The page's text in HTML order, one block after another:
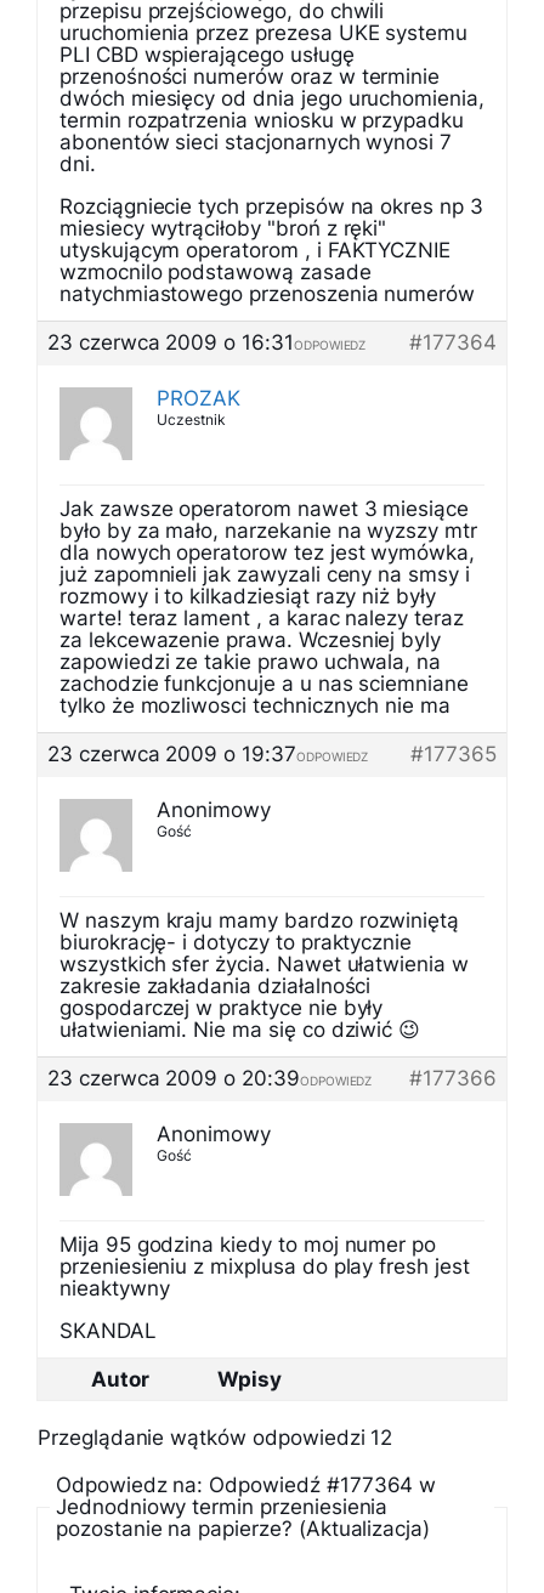
przepisu przejściowego, do chwili
uruchomienia przez prezesa UKE systemu
PLI CBD wspierającego usługę
przenośności numerów oraz w terminie
dwóch miesięcy od dnia jego uruchomienia,
termin rozpatrzenia wniosku w przypadku
abonentów sieci stacjonarnych wynosi 7
dni.
Rozciągniecie tych przepisów na okres np 3
miesiecy wytrąciłoby "broń z ręki"
utyskującym operatorom , i FAKTYCZNIE
wzmocnilo podstawową zasade
natychmiastowego przenoszenia numerów
23 czerwca 2009 o 16:31
#177364
ODPOWIEDZ
PROZAK
Uczestnik
Jak zawsze operatorom nawet 3 miesiące
było by za mało, narzekanie na wyzszy mtr
dla nowych operatorow tez jest wymówka,
już zapomnieli jak zawyzali ceny na smsy i
rozmowy i to kilkadziesiąt razy niż były
warte! teraz lament , a karac nalezy teraz
za lekcewazenie prawa. Wczesniej byly
zapowiedzi ze takie prawo uchwala, na
zachodzie funkcjonuje a u nas sciemniane
tylko że mozliwosci technicznych nie ma
23 czerwca 2009 o 19:37
#177365
ODPOWIEDZ
Anonimowy
Gość
W naszym kraju mamy bardzo rozwiniętą
biurokrację- i dotyczy to praktycznie
wszystkich sfer życia. Nawet ułatwienia w
zakresie zakładania działalności
gospodarczej w praktyce nie były
ułatwieniami. Nie ma się co dziwić 😉
23 czerwca 2009 o 20:39
#177366
ODPOWIEDZ
Anonimowy
Gość
Mija 95 godzina kiedy to moj numer po
przeniesieniu z mixplusa do play fresh jest
nieaktywny
SKANDAL
Autor
Wpisy
Przeglądanie wątków odpowiedzi 12
Odpowiedz na: Odpowiedź #177364 w
Jednodniowy termin przeniesienia
pozostanie na papierze? (Aktualizacja)